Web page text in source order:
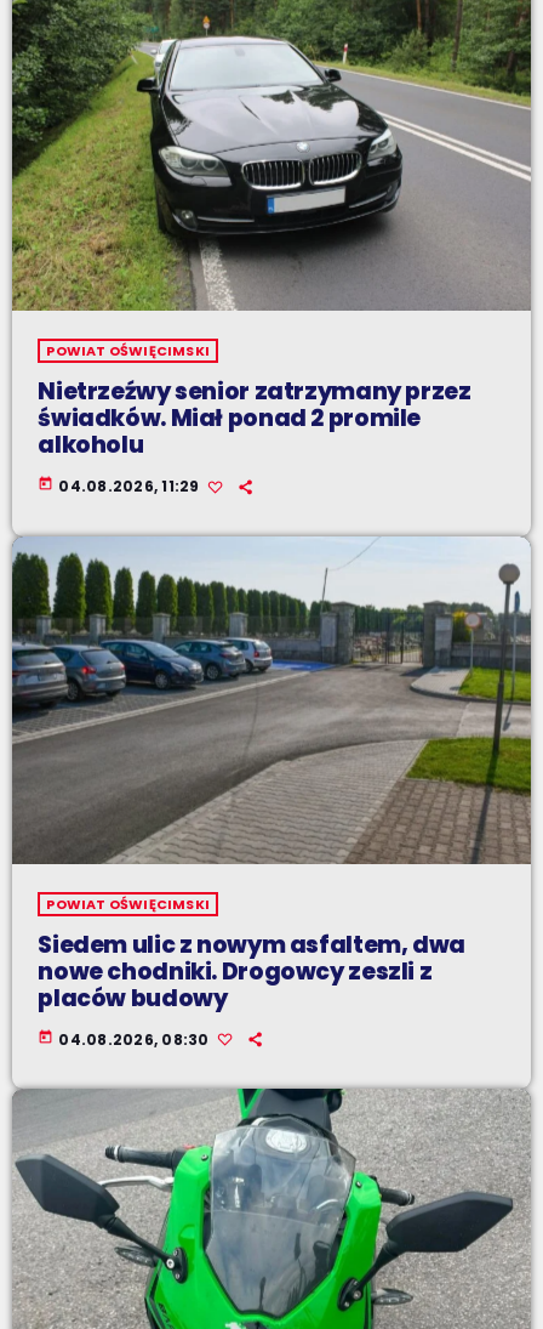
POWIAT OŚWIĘCIMSKI
Nietrzeźwy senior zatrzymany przez
świadków. Miał ponad 2 promile
alkoholu
today 04.08.2026, 11:29
POWIAT OŚWIĘCIMSKI
Siedem ulic z nowym asfaltem, dwa
nowe chodniki. Drogowcy zeszli z
placów budowy
today 04.08.2026, 08:30